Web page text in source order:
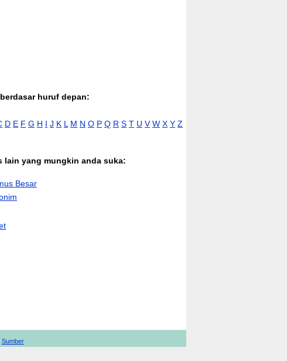
huruf depan:
D E F G H I J K L M N O P Q R S T U V W X Y Z
lain yang mungkin anda suka:
Besar
Sumber